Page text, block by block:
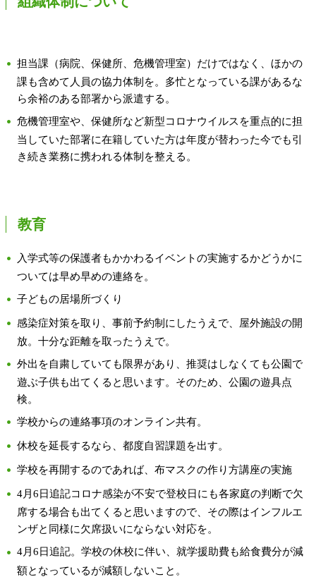
担当課（病院、保健所、危機管理室）だけではなく、ほかの
課も含めて人員の協力体制を。多忙となっている課があるな
ら余裕のある部署から派遣する。
危機管理室や、保健所など新型コロナウイルスを重点的に担
当していた部署に在籍していた方は年度が替わった今でも引
き続き業務に携われる体制を整える。
教育
入学式等の保護者もかかわるイベントの実施するかどうかに
ついては早め早めの連絡を。
子どもの居場所づくり
感染症対策を取り、事前予約制にしたうえで、屋外施設の開
放。十分な距離を取ったうえで。
外出を自粛していても限界があり、推奨はしなくても公園で
遊ぶ子供も出てくると思います。そのため、公園の遊具点
検。
学校からの連絡事項のオンライン共有。
休校を延長するなら、都度自習課題を出す。
学校を再開するのであれば、布マスクの作り方講座の実施
4月6日追記コロナ感染が不安で登校日にも各家庭の判断で欠
席する場合も出てくると思いますので、その際はインフルエ
ンザと同様に欠席扱いにならない対応を。
4月6日追記。学校の休校に伴い、就学援助費も給食費分が減
額となっているが減額しないこと。